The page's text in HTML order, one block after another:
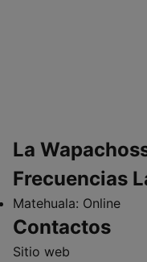
La
Frecuencias
Matehuala: Online
Contactos
Sitio web